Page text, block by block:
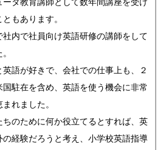
ータ教育講師として数年間講座を受け
もあります。
社内で社員向け英語研修の講師をして
英語が好きで、会社での仕事上も、２
国駐在を含め、英語を使う機会に非常
れました。
ちのために何か役立てるとすれば、英
の経験だろうと考え、小学校英語指導